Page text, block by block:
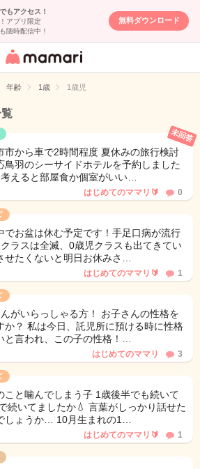
もアクセス！
アプリ限定
随時配信中！
無料ダウンロード
女性専用匿名QA
イト
年齢 1歳 1歳児
市から車で2時間程度 夏休みの旅行検討
鳥羽のシーサイドホテルを予約しました
えると部屋食か個室がいい…
未回答
はじめてのママリ🔰 0
でお盆は休む予定です！手足口病が流行
ラスは全滅、0歳児クラスも出てきてい
せたくないと明日お休みさ…
はじめてのママリ🔰 1
がいらっしゃる方！ お子さんの性格を
か？ 私は今日、託児所に預ける時に性格
と言われ、この子の性格！…
はじめてのママリ 3
こと噛んでしまう子 1歳後半でも続いて
続いてましたか💧 言葉がしっかり話せた
しょうか… 10月生まれの1…
はじめてのママリ🔰 1